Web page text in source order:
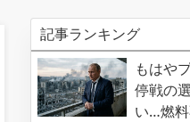
記事ランキング
もはや
停戦の
い…燃